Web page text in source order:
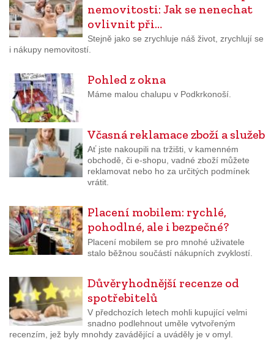
nemovitosti: Jak se nenechat
ovlivnit při…
Stejně jako se zrychluje náš život, zrychlují se
i nákupy nemovitostí.
Pohled z okna
Máme malou chalupu v Podkrkonoší.
Včasná reklamace zboží a služeb
Ať jste nakoupili na tržišti, v kamenném
obchodě, či e-shopu, vadné zboží můžete
reklamovat nebo ho za určitých podmínek
vrátit.
Placení mobilem: rychlé,
pohodlné, ale i bezpečné?
Placení mobilem se pro mnohé uživatele
stalo běžnou součástí nákupních zvyklostí.
Důvěryhodnější recenze od
spotřebitelů
V předchozích letech mohli kupující velmi
snadno podlehnout uměle vytvořeným
recenzím, jež byly mnohdy zavádějící a uváděly je v omyl.